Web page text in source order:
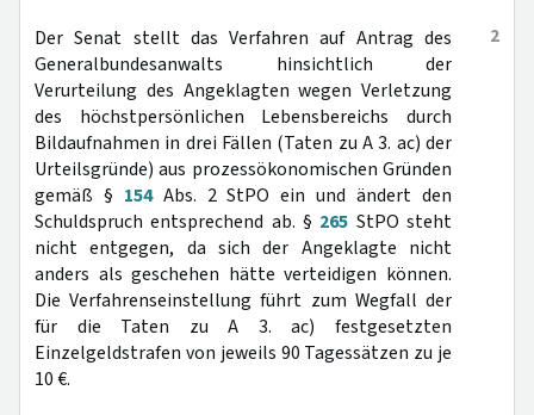
2
Der Senat stellt das Verfahren auf Antrag des
Generalbundesanwalts hinsichtlich der
Verurteilung des Angeklagten wegen Verletzung
des höchstpersönlichen Lebensbereichs durch
Bildaufnahmen in drei Fällen (Taten zu A 3. ac) der
Urteilsgründe) aus prozessökonomischen Gründen
gemäß § 154Abs. 2 StPO ein und ändert den
Schuldspruch entsprechend ab. § 265 StPO steht
nicht entgegen, da sich der Angeklagte nicht
anders als geschehen hätte verteidigen können.
Die Verfahrenseinstellung führt zum Wegfall der
für die Taten zu A 3. ac) festgesetzten
Einzelgeldstrafen von jeweils 90 Tagessätzen zu je
10 €.